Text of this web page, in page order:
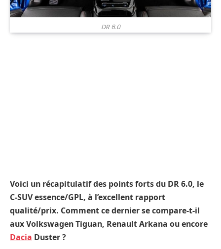
DR 6.0
Voici un récapitulatif des points forts du DR 6.0, le
C-SUV essence/GPL, à l’excellent rapport
qualité/prix. Comment ce dernier se compare-t-il
aux Volkswagen Tiguan, Renault Arkana ou encore
Dacia Duster ?